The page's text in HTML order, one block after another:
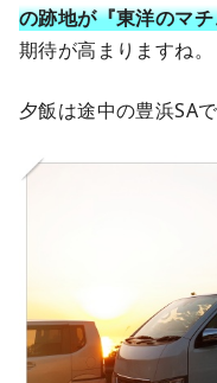
の跡地が『東洋のマ
期待が高まりますね。
夕飯は途中の豊浜SA